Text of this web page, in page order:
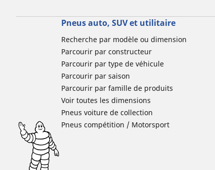
Pneus auto, SUV et utilitaire
Recherche par modèle ou dimension
Parcourir par constructeur
Parcourir par type de véhicule
Parcourir par saison
Parcourir par famille de produits
Voir toutes les dimensions
Pneus voiture de collection
Pneus compétition / Motorsport